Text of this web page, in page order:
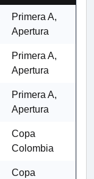
Primera A,
Apertura
Primera A,
Apertura
Primera A,
Apertura
Copa
Colombia
Copa